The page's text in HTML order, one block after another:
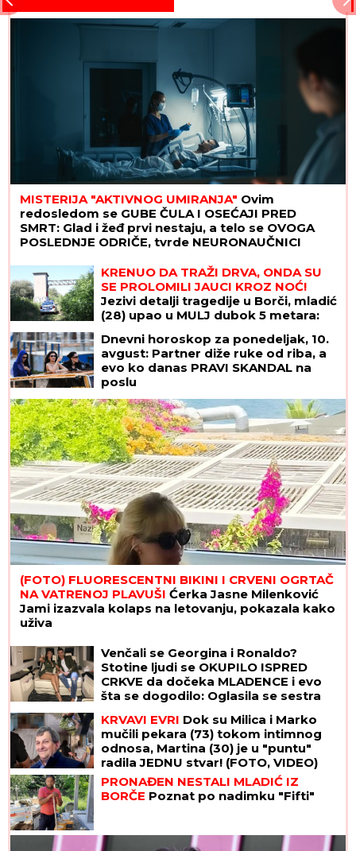
MISTERIJA "AKTIVNOG UMIRANJA" Ovim
redosledom se GUBE ČULA I OSEĆAJI PRED
SMRT: Glad i žeđ prvi nestaju, a telo se OVOGA
POSLEDNJE ODRIČE, tvrde NEURONAUČNICI
KRENUO DA TRAŽI DRVA, ONDA SU
SE PROLOMILI JAUCI KROZ NOĆ!
Jezivi detalji tragedije u Borči, mladić
(28) upao u MULJ dubok 5 metara:
(FOTO, VIDEO)
Dnevni horoskop za ponedeljak, 10.
avgust: Partner diže ruke od riba, a
evo ko danas PRAVI SKANDAL na
poslu
(FOTO) FLUORESCENTNI BIKINI I CRVENI OGRTAČ
NA VATRENOJ PLAVUŠI Ćerka Jasne Milenković
Jami izazvala kolaps na letovanju, pokazala kako
uživa
Venčali se Georgina i Ronaldo?
Stotine ljudi se OKUPILO ISPRED
CRKVE da dočeka MLADENCE i evo
šta se dogodilo: Oglasila se sestra
obaveze ukazuju samo na jedno
KRVAVI EVRI Dok su Milica i Marko
mučili pekara (73) tokom intimnog
odnosa, Martina (30) je u "puntu"
radila JEDNU stvar! (FOTO, VIDEO)
PRONAĐEN NESTALI MLADIĆ IZ
BORČE Poznat po nadimku "Fifti"